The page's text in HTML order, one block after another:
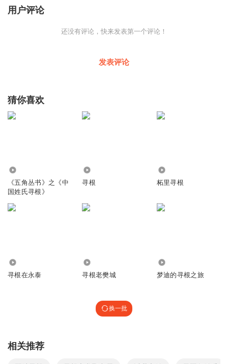
用户评论
还没有评论，快来发表第一个评论！
发表评论
猜你喜欢
《五角丛书》之《中
国姓氏寻根》
寻根 柘里寻根
寻根在永泰 寻根老樊城 梦迪的寻根之旅
换一批
相关推荐